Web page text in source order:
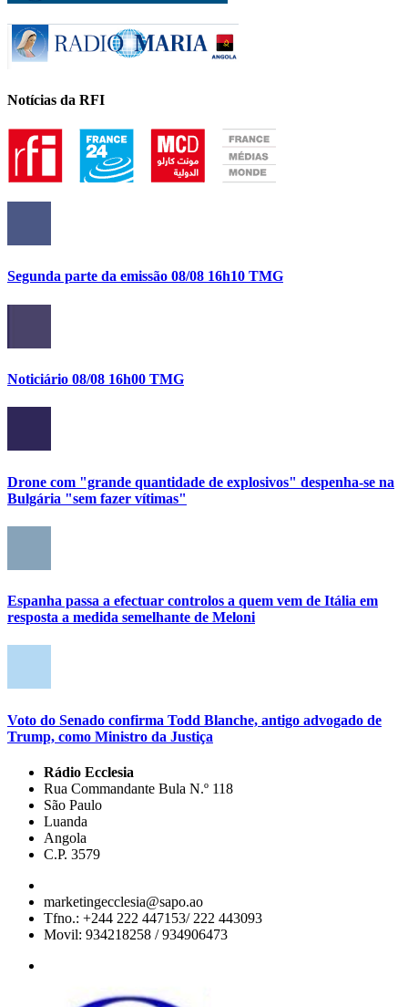
Notícias da RFI
Segunda parte da emissão 08/08 16h10 TMG
Noticiário 08/08 16h00 TMG
Drone com "grande quantidade de explosivos" despenha-se na
Bulgária "sem fazer vítimas"
Espanha passa a efectuar controlos a quem vem de Itália em
resposta a medida semelhante de Meloni
Voto do Senado confirma Todd Blanche, antigo advogado de
Trump, como Ministro da Justiça
Rádio Ecclesia
Rua Commandante Bula N.º 118
São Paulo
Luanda
Angola
C.P. 3579
marketingecclesia@sapo.ao
Tfno.: +244 222 447153/ 222 443093
Movil: 934218258 / 934906473